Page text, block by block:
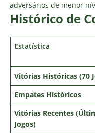
adversários de menor
Histórico de
Estatística
Vitórias Históricas (70
Empates Históricos
Vitórias Recentes
Jogos)